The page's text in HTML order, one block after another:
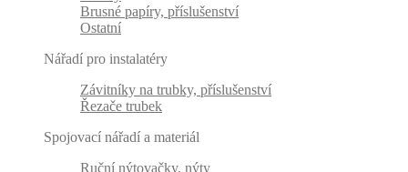
Brusné papíry, příslušenství
Ostatní
Nářadí pro instalatéry
Závitníky na trubky, příslušenství
Řezače trubek
Spojovací nářadí a materiál
Ruční nýtovačky, nýty